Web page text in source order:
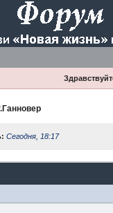
Сегодня, 18:17